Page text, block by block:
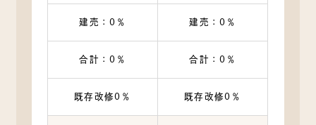
建売：0％ 建売：0％
合計：0％ 合計：0％
既存改修0％ 既存改修0％